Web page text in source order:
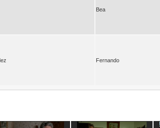
Bea
Fernando